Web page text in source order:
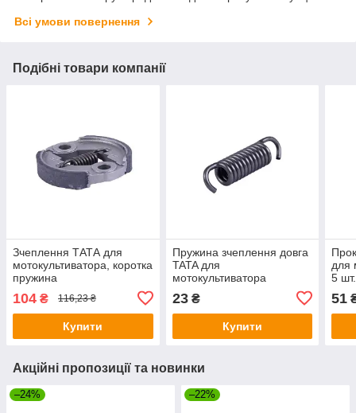
Всі умови повернення
Подібні товари компанії
Зчеплення ТАТА для
мотокультиватора, коротка
пружина
104 ₴ 116,23 ₴
Купити
Пружина зчеплення довга
TATA для
мотокультиватора
23₴
Купити
для
5 шт.
51
Акційні пропозиції та новинки
–24% –22%